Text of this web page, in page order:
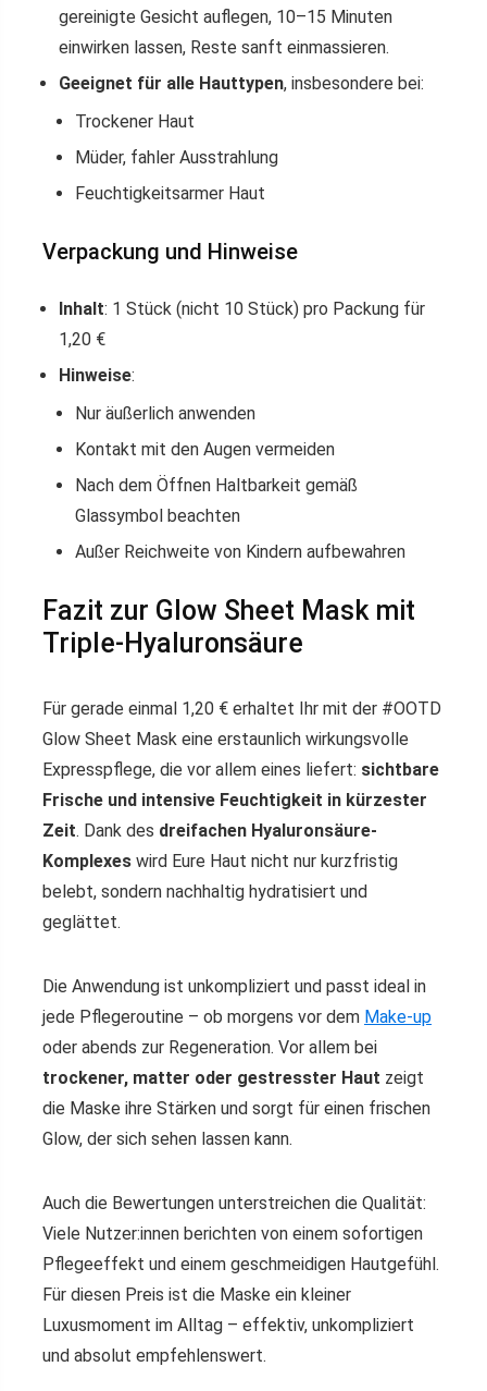
gereinigte Gesicht auflegen, 10–15 Minuten
einwirken lassen, Reste sanft einmassieren.
Geeignet für alle Hauttypen, insbesondere bei:
Trockener Haut
Müder, fahler Ausstrahlung
Feuchtigkeitsarmer Haut
Verpackung und Hinweise
Inhalt: 1 Stück (nicht 10 Stück) pro Packung für
1,20 €
Hinweise:
Nur äußerlich anwenden
Kontakt mit den Augen vermeiden
Nach dem Öffnen Haltbarkeit gemäß
Glassymbol beachten
Außer Reichweite von Kindern aufbewahren
Fazit zur Glow Sheet Mask mit
Triple-Hyaluronsäure
Für gerade einmal 1,20 € erhaltet Ihr mit der #OOTD
Glow Sheet Mask eine erstaunlich wirkungsvolle
Expresspflege, die vor allem eines liefert: sichtbare
Frische und intensive Feuchtigkeit in kürzester
Zeit. Dank des dreifachen Hyaluronsäure-
Komplexes wird Eure Haut nicht nur kurzfristig
belebt, sondern nachhaltig hydratisiert und
geglättet.
Die Anwendung ist unkompliziert und passt ideal in
jede Pflegeroutine – ob morgens vor dem Make-up
oder abends zur Regeneration. Vor allem bei
trockener, matter oder gestresster Haut zeigt
die Maske ihre Stärken und sorgt für einen frischen
Glow, der sich sehen lassen kann.
Auch die Bewertungen unterstreichen die Qualität:
Viele Nutzer:innen berichten von einem sofortigen
Pflegeeffekt und einem geschmeidigen Hautgefühl.
Für diesen Preis ist die Maske ein kleiner
Luxusmoment im Alltag – effektiv, unkompliziert
und absolut empfehlenswert.